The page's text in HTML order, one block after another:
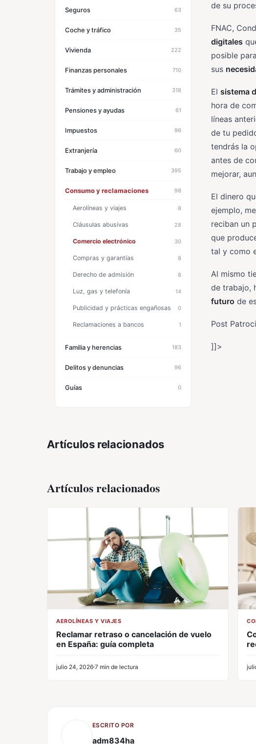
Seguros 63
Coche y tráfico 35
Vivienda 222
Finanzas personales 710
Trámites y administración 318
Pensiones y ayudas 61
Impuestos 96
Extranjería 60
Trabajo y empleo 395
Consumo y reclamaciones 98
Aerolíneas y viajes 8
Cláusulas abusivas 28
Comercio electrónico 30
Compras y garantías 8
Derecho de admisión 8
Luz, gas y telefonía 14
Publicidad y prácticas engañosas 0
Reclamaciones a bancos 1
Familia y herencias 183
Delitos y denuncias 96
Guías 0
de su
FNAC,
digitales
posible
sus
El sistema
hora de
líneas
de tu
tendrás la
antes de
mejorar,
El dinero
ejemplo,
reciban un
que
tal y como
Al mismo
de trabajo,
futuro de
Post
]]>
Artículos relacionados
Artículos relacionados
AEROLÍNEAS Y VIAJES
Reclamar retraso o cancelación de vuelo
en España: guía completa
julio 24, 2026 7 min de lectura
ESCRITO POR
adm834ha